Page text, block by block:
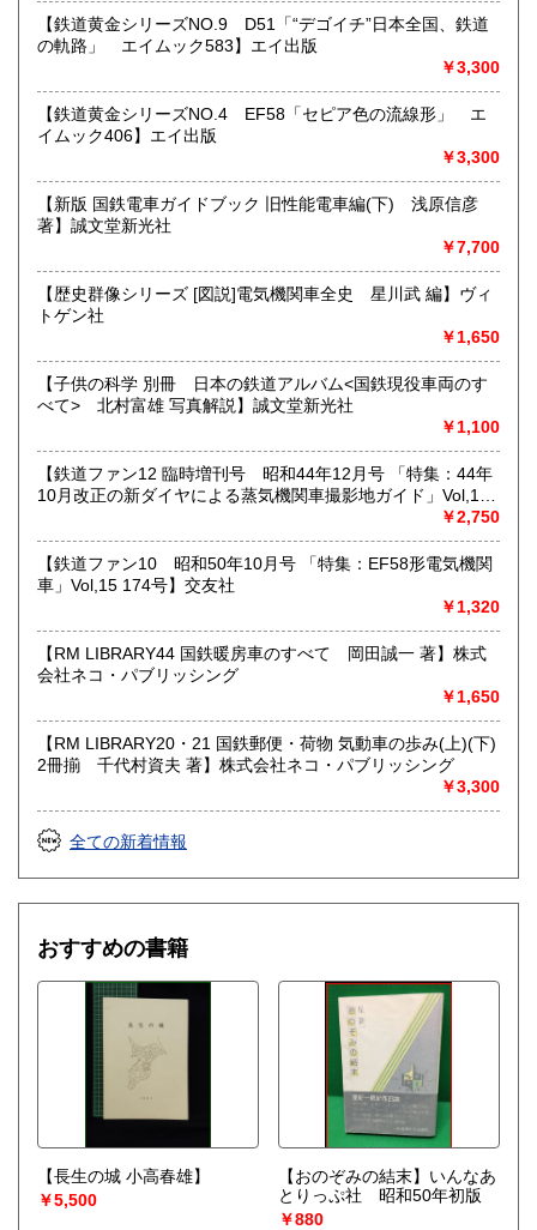
★★メールでのお問い合わせは、用件のみの場合スパムメー
ルと判断して返信いたしません。お名前もお願いいたしま
沿線名：★★電話・FAXでの在庫、状態確認及びご注文には
対応しません。お電話を頂いてもすべての方にメールでのお
営業時間：(平日)10:00-17:00
定休日：土日祝休/臨時休業有
★出張買取・郵送買取(※要事前相談)致します。
お気軽にご相談ください。
取り扱い分野
近代文献、趣味、サブカルチャー、古書一般（その他）
【鉄道黄金シリーズNO.9 D51「“デゴイチ”日本全国、鉄道
の軌路」 エイムック583】エイ出版
￥3,300
【鉄道黄金シリーズNO.4 EF58「セピア色の流線形」 エ
イムック406】エイ出版
￥3,300
【新版 国鉄電車ガイドブック 旧性能電車編(下) 浅原信彦
著】誠文堂新光社
￥7,700
【歴史群像シリーズ [図説]電気機関車全史 星川武 編】ヴィ
トゲン社
￥1,650
【子供の科学 別冊 日本の鉄道アルバム<国鉄現役車両のす
べて> 北村富雄 写真解説】誠文堂新光社
￥1,100
【鉄道ファン12 臨時増刊号 昭和44年12月号 「特集：44年
10月改正の新ダイヤによる蒸気機関車撮影地ガイド」Vol,19
￥2,750
【鉄道ファン10 昭和50年10月号 「特集：EF58形電気機関
車」Vol,15 174号】交友社
￥1,320
【RM LIBRARY44 国鉄暖房車のすべて 岡田誠一 著】株式
会社ネコ・パブリッシング
￥1,650
【RM LIBRARY20・21 国鉄郵便・荷物 気動車の歩み(上)(下)
2冊揃 千代村資夫 著】株式会社ネコ・パブリッシング
￥3,300
全ての新着情報
おすすめの書籍
【長生の城 小高春雄】
￥5,500
【おのぞみの結末】いんなあ
とりっぷ社 昭和50年初版
￥880